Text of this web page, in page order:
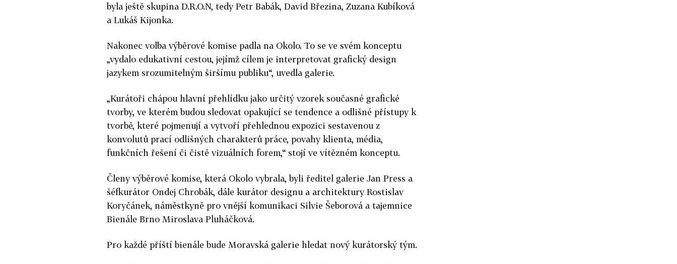
byla ještě skupina D.R.O.N, tedy Petr Babák, David Březina, Zuzana Kubíková
a Lukáš Kijonka.
Nakonec volba výběrové komise padla na Okolo. To se ve svém konceptu
„vydalo edukativní cestou, jejímž cílem je interpretovat grafický design
jazykem srozumitelným širšímu publiku“, uvedla galerie.
„Kurátoři chápou hlavní přehlídku jako určitý vzorek současné grafické
tvorby, ve kterém budou sledovat opakující se tendence a odlišné přístupy k
tvorbě, které pojmenují a vytvoří přehlednou expozici sestavenou z
konvolutů prací odlišných charakterů práce, povahy klienta, média,
funkčních řešení či čistě vizuálních forem,“ stojí ve vítězném konceptu.
Členy výběrové komise, která Okolo vybrala, byli ředitel galerie Jan Press a
šéfkurátor Ondej Chrobák, dále kurátor designu a architektury Rostislav
Koryčánek, náměstkyně pro vnější komunikaci Silvie Šeborová a tajemnice
Bienále Brno Miroslava Pluháčková.
Pro každé příští bienále bude Moravská galerie hledat nový kurátorský tým.